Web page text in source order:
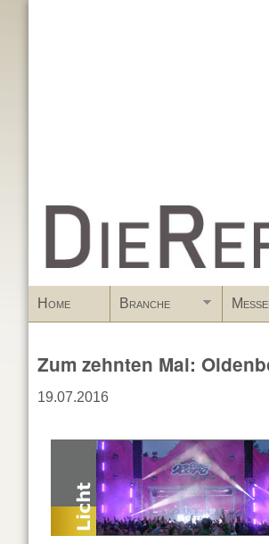
www.DieReferenz.de
Home Branche
Zum zehnten Mal:
19.07.2016